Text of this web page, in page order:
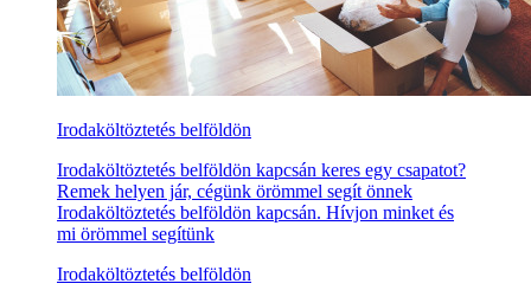
Irodaköltöztetés belföldön
Irodaköltöztetés belföldön kapcsán keres egy csapatot?
Remek helyen jár, cégünk örömmel segít önnek
Irodaköltöztetés belföldön kapcsán. Hívjon minket és
mi örömmel segítünk
Irodaköltöztetés belföldön